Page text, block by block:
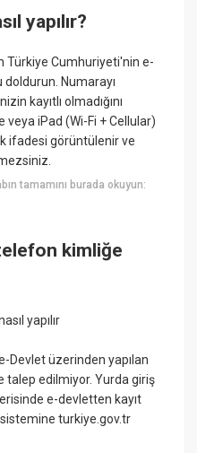
yapılır?
Türkiye Cumhuriyeti'nin e-
Numarayı
kayıtlı olmadığını
veya iPad (Wi-Fi + Cellular)
ifadesi görüntülenir ve
tamamını burada okuyun:
kimliğe
yapılır
Devlet üzerinden yapılan
talep edilmiyor. Yurda giriş
e-devletten kayıt
turkiye.gov.tr